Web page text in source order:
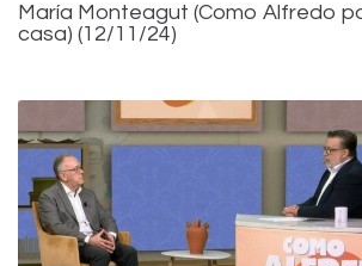
María Monteagut (Como Alfredo
casa) (12/11/24)